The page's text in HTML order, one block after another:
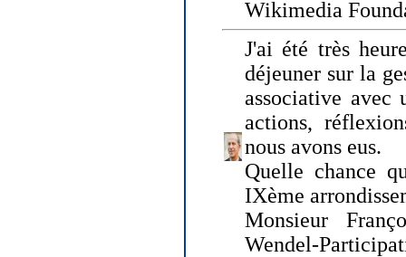
Wikimedia
J'ai été très
déjeuner sur la
associative avec
actions,
nous avons eus.
Quelle chance
IXème
Monsieur
Wendel-